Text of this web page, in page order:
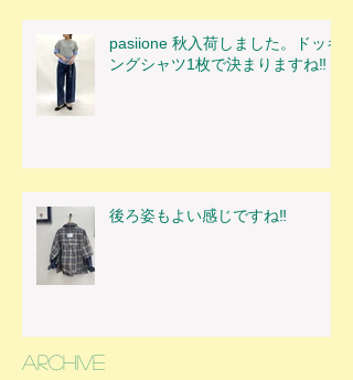
pasiione 秋入荷しました。ドッキ
ングシャツ1枚で決まりますね‼
後ろ姿もよい感じですね‼
Archive